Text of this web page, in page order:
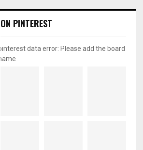
ON PINTEREST
pinterest data error: Please add the board
name